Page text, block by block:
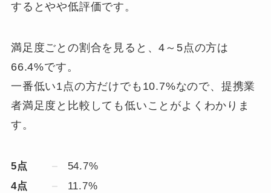
するとやや低評価です。
満足度ごとの割合を見ると、4～5点の方は
66.4%です。
一番低い1点の方だけでも10.7%なので、提携業
者満足度と比較しても低いことがよくわかりま
す。
5点
54.7%
4点
11.7%